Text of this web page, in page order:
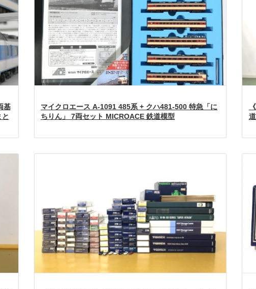
基
マイクロエース A-1091 485系 + クハ481-500 特急「に
ちりん」 7両セット MICROACE 鉄道模型